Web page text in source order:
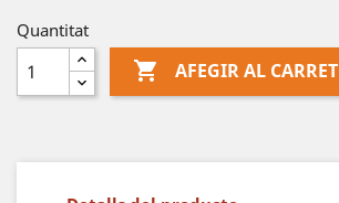
Quantitat
 AFEGIR AL CARRET